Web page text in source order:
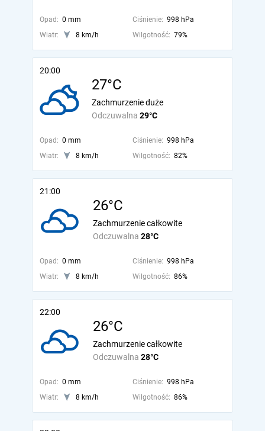
Opad: 0 mm Ciśnienie: 998 hPa
Wiatr:
8 km/h Wilgotność: 79%
20:00
27°C
Odczuwalna 29°C
Zachmurzenie duże
Opad: 0 mm Ciśnienie: 998 hPa
Wiatr:
8 km/h Wilgotność: 82%
21:00
26°C
Odczuwalna 28°C
Zachmurzenie całkowite
Opad: 0 mm Ciśnienie: 998 hPa
Wiatr:
8 km/h Wilgotność: 86%
22:00
26°C
Odczuwalna 28°C
Zachmurzenie całkowite
Opad: 0 mm Ciśnienie: 998 hPa
Wiatr:
8 km/h Wilgotność: 86%